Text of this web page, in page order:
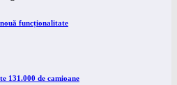
funcționalitate
131.000 de camioane